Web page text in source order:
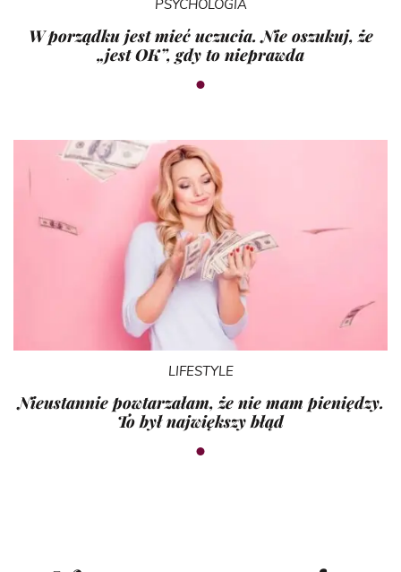
PSYCHOLOGIA
W porządku jest mieć uczucia. Nie oszukuj, że
„jest OK”, gdy to nieprawda
LIFESTYLE
Nieustannie powtarzałam, że nie mam pieniędzy.
To był największy błąd